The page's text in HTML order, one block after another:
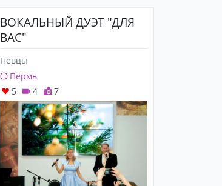
ВОКАЛЬНЫЙ ДУЭТ "ДЛЯ
ВАС"
Певцы
Пермь
5
4 7